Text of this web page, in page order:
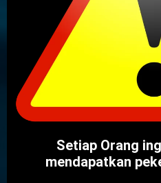
Setiap Orang
mendapatkan